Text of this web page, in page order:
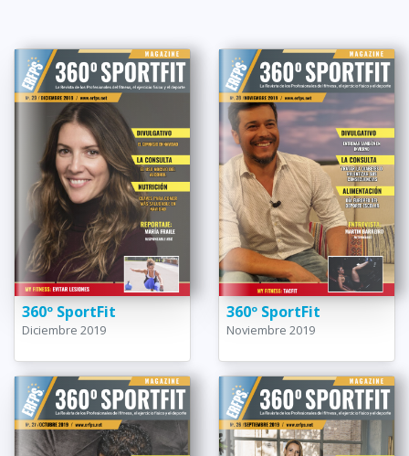
360º SportFit
Diciembre 2019
360º SportFit
Noviembre 2019